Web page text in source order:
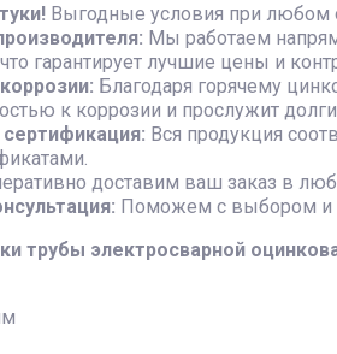
Выгодные условия при любом
Мы работаем
гарантирует лучшие цены и
Благодаря горячему
к коррозии и прослужит
Вся продукция
доставим ваш заказ в
Поможем с выбором и
трубы электросварной